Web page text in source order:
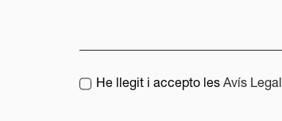
He llegit i accepto lesAvís Legal